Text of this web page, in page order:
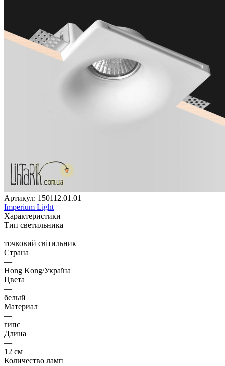
Артикул: 150112.01.01
Imperium Light
Характеристики
Тип светильника
—
точковий світильник
Страна
—
Hong Kong/Україна
Цвета
—
белый
Материал
—
гипс
Длина
—
12 см
Количество ламп